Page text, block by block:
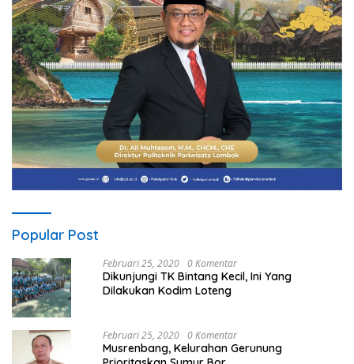
Popular Post
Februari 25, 2020 0 Komentar
Dikunjungi TK Bintang Kecil, Ini Yang
Dilakukan Kodim Loteng
Februari 25, 2020 0 Komentar
Musrenbang, Kelurahan Gerunung